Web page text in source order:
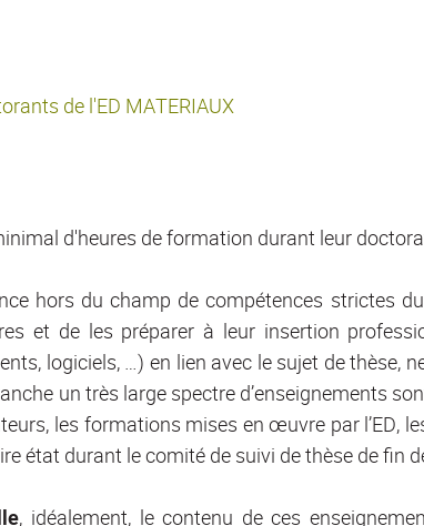
de l'ED MATERIAUX
d'heures de formation durant leur
hors du champ de compétences strictes
et de les préparer à leur insertion
logiciels, …) en lien avec le sujet de thèse,
un très large spectre d’enseignements
les formations mises en œuvre par l’ED,
état durant le comité de suivi de thèse de fin
, idéalement, le contenu de ces